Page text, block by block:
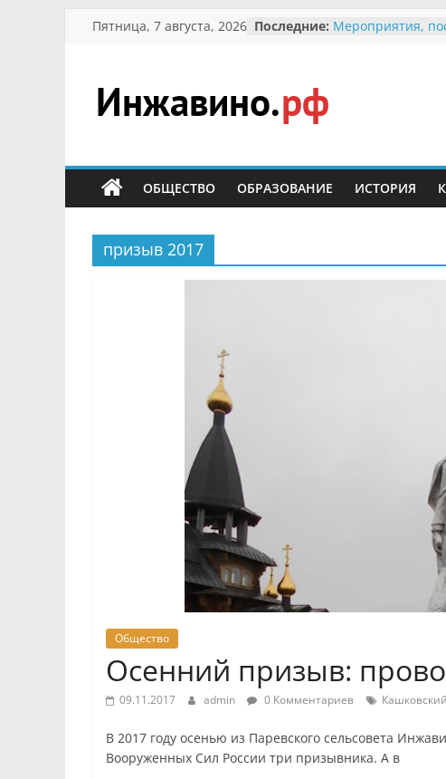
Перейти
Пятница, 7 августа, 2026 Последние: Мероприятия,
Безопасность в
Ученики
мероприятии
заповедника
суслики
Инжавино.рф
сельский
портал
ОБЩЕСТВО ОБРАЗОВАНИЕ ИСТОРИЯ
призыв 2017
Общество
Осенний призыв:
09.11.2017 admin 0 Комментариев
В 2017 году осенью из Паревского сельсовета
Вооруженных Сил России три призывника. А в